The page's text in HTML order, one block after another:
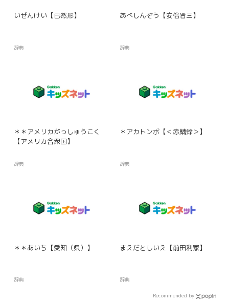
いぜんけい【已然形】
辞典
あべしんぞう【安倍晋三】
辞典
＊＊アメリカがっしゅうこく
【アメリカ合衆国】
辞典
＊アカトンボ【＜赤蜻蛉＞】
辞典
＊＊あいち【愛知（県）】
辞典
まえだとしいえ【前田利家】
辞典
Recommended by